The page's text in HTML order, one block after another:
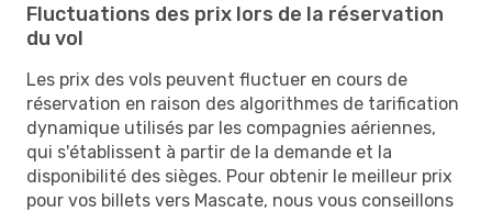
Fluctuations des prix lors de la réservation
du vol
Les prix des vols peuvent fluctuer en cours de
réservation en raison des algorithmes de tarification
dynamique utilisés par les compagnies aériennes,
qui s'établissent à partir de la demande et la
disponibilité des sièges. Pour obtenir le meilleur prix
pour vos billets vers Mascate, nous vous conseillons